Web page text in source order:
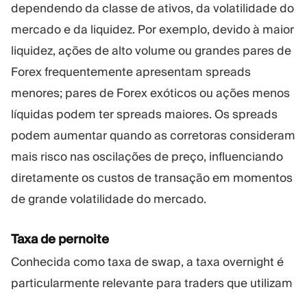
dependendo da classe de ativos, da volatilidade do
mercado e da liquidez. Por exemplo, devido à maior
liquidez, ações de alto volume ou grandes pares de
Forex frequentemente apresentam spreads
menores; pares de Forex exóticos ou ações menos
líquidas podem ter spreads maiores. Os spreads
podem aumentar quando as corretoras consideram
mais risco nas oscilações de preço, influenciando
diretamente os custos de transação em momentos
de grande volatilidade do mercado.
Taxa de pernoite
Conhecida como taxa de swap, a taxa overnight é
particularmente relevante para traders que utilizam